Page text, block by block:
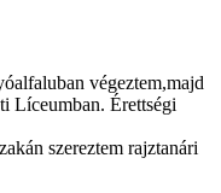
végeztem,majd
Líceumban. Érettségi
szereztem rajztanári